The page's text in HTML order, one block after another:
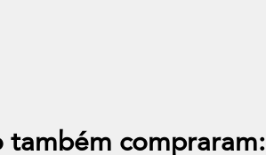
também compraram: